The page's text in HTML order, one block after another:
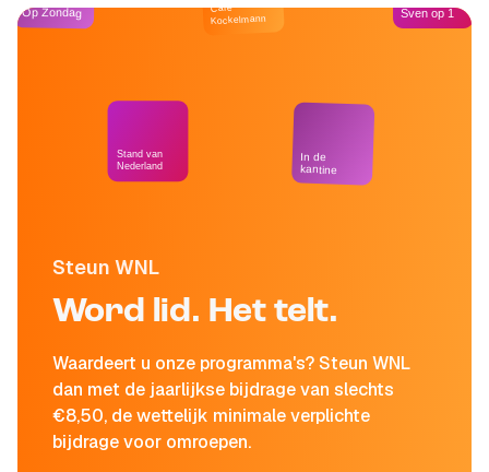
Steun WNL
Word lid. Het telt.
Waardeert u onze programma's? Steun WNL
dan met de jaarlijkse bijdrage van slechts
€8,50, de wettelijk minimale verplichte
bijdrage voor omroepen.
Op Zondag
Stand van
Nederland
Café
Kockelmann
In de
kantine
Sven op 1